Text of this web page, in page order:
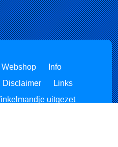
Webshop
Info
Disclaimer
Links
uitgezet